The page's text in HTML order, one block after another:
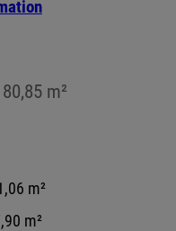
m²
m²
m²